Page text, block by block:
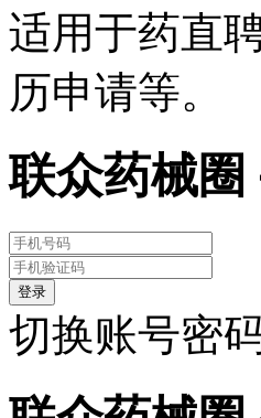
适用于药直
历申请等。
联众药械
登录
切换账号密